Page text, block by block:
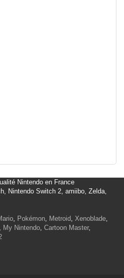
Nintendo en France
Nintendo Switch 2, amiibo, Zelda,
, Pokémon, Metroid, Xenoblade,
, My Nintendo, Cartoon Master,